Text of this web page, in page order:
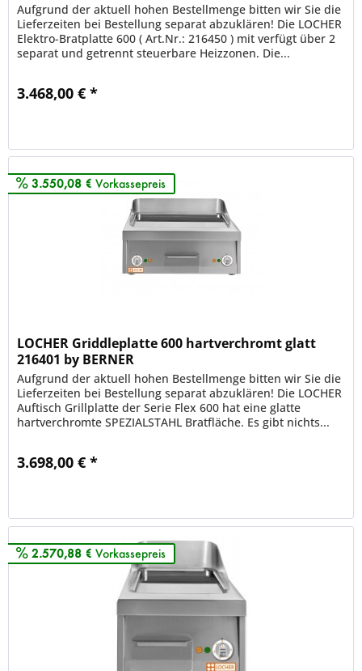
Aufgrund der aktuell hohen Bestellmenge bitten wir Sie die
Lieferzeiten bei Bestellung separat abzuklären! Die LOCHER
Elektro-Bratplatte 600 ( Art.Nr.: 216450 ) mit verfügt über 2
separat und getrennt steuerbare Heizzonen. Die...
3.468,00 € *
3.550,08 € Vorkassepreis
LOCHER Griddleplatte 600 hartverchromt glatt
216401 by BERNER
Aufgrund der aktuell hohen Bestellmenge bitten wir Sie die
Lieferzeiten bei Bestellung separat abzuklären! Die LOCHER
Auftisch Grillplatte der Serie Flex 600 hat eine glatte
hartverchromte SPEZIALSTAHL Bratfläche. Es gibt nichts...
3.698,00 € *
2.570,88 € Vorkassepreis